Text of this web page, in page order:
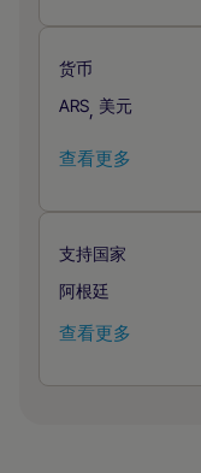
货币
ARS, 美元
查看更多
支持国家
阿根廷
查看更多